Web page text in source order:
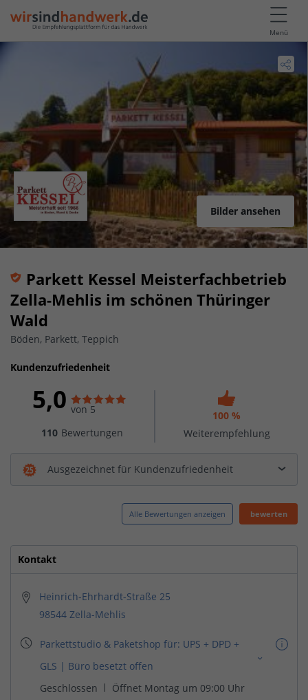
Menü
Bilder ansehen
Parkett Kessel Meisterfachbetrieb
Zella-Mehlis im schönen Thüringer
Wald
Böden, Parkett, Teppich
Kundenzufriedenheit
5,0 von 5
110 Bewertungen
100 %
Weiterempfehlung
Ausgezeichnet für Kundenzufriedenheit
Alle Bewertungen anzeigen bewerten
Kontakt
Heinrich-Ehrhardt-Straße 25
98544 Zella-Mehlis